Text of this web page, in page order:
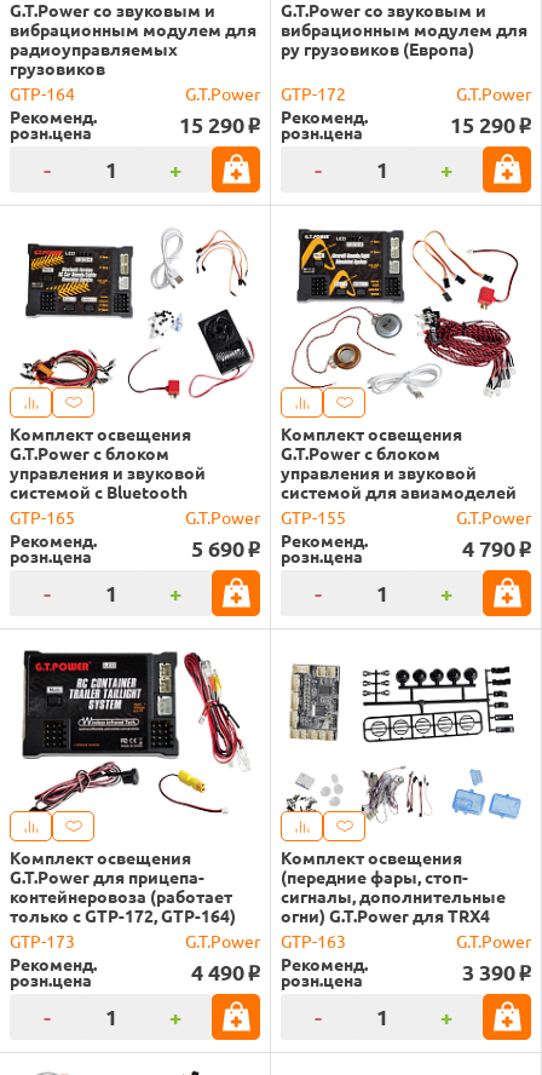
G.T.Power со звуковым и
вибрационным модулем для
радиоуправляемых
грузовиков
GTP-164
G.T.Power
Рекоменд.
розн.цена 15 290 o
- +
G.T.Power со звуковым и
вибрационным модулем для
ру грузовиков (Европа)
GTP-172
G.T.Power
Рекоменд.
розн.цена 15 290 o
- +
Комплект освещения
G.T.Power с блоком
управления и звуковой
системой c Bluetooth
GTP-165
G.T.Power
Рекоменд.
розн.цена 5 690 o
- +
Комплект освещения
G.T.Power с блоком
управления и звуковой
системой для авиамоделей
GTP-155
G.T.Power
Рекоменд.
розн.цена 4 790 o
- +
Комплект освещения
G.T.Power для прицепа-
контейнеровоза (работает
только с GTP-172, GTP-164)
GTP-173
G.T.Power
Рекоменд.
розн.цена 4 490 o
- +
Комплект освещения
(передние фары, стоп-
сигналы, дополнительные
огни) G.T.Power для TRX4
GTP-163
G.T.Power
Рекоменд.
розн.цена 3 390 o
- +